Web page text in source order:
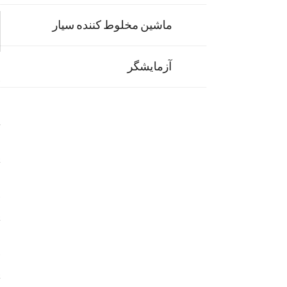
ماشین مخلوط کننده سیار
آزمایشگر